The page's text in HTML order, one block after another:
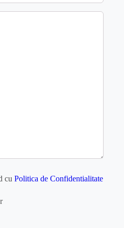
cu Politica de Confidentialitate